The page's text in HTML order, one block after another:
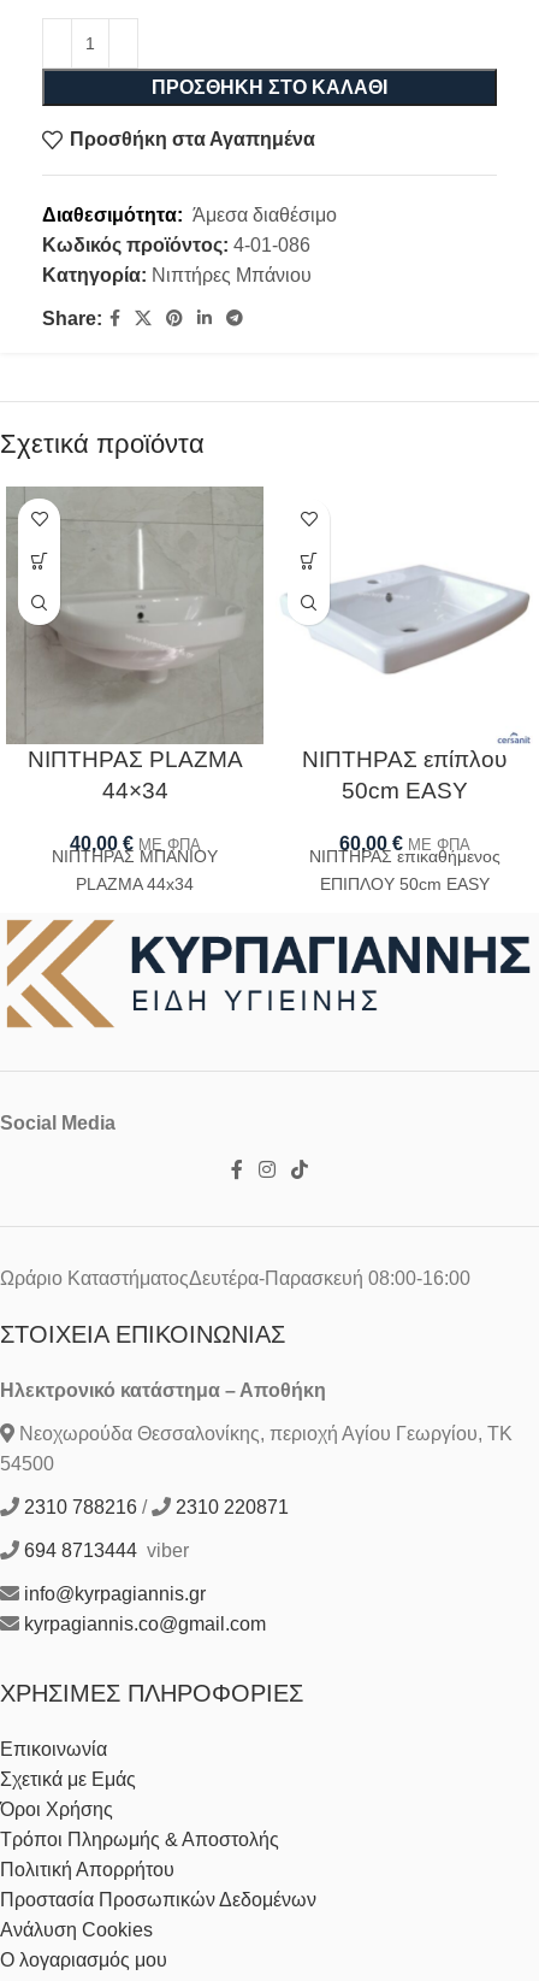
ΠΡΟΣΘΉΚΗ ΣΤΟ ΚΑΛΆΘΙ
Προσθήκη στα Αγαπημένα
Διαθεσιμότητα: Άμεσα διαθέσιμο
Κωδικός προϊόντος: 4-01-086
Κατηγορία: Νιπτήρες Μπάνιου
Share:
Σχετικά προϊόντα
ΝΙΠΤΗΡΑΣ PLAZMA
44×34
40,00 € ΜΕ ΦΠΑ
ΝΙΠΤΗΡΑΣ ΜΠΑΝΙΟΥ
PLAZMA 44x34
ΝΙΠΤΗΡΑΣ επίπλου
50cm EASY
60,00 € ΜΕ ΦΠΑ
ΝΙΠΤΗΡΑΣ επικαθήμενος
ΕΠΙΠΛΟΥ 50cm EASY
Social Media
Ωράριο ΚαταστήματοςΔευτέρα-Παρασκευή 08:00-16:00
ΣΤΟΙΧΕΊΑ ΕΠΙΚΟΙΝΩΝΊΑΣ
Ηλεκτρονικό κατάστημα – Αποθήκη
Νεοχωρούδα Θεσσαλονίκης, περιοχή Αγίου Γεωργίου, ΤΚ
54500
2310 788216 / 2310 220871
694 8713444 viber
info@kyrpagiannis.gr
kyrpagiannis.co@gmail.com
ΧΡΉΣΙΜΕΣ ΠΛΗΡΟΦΟΡΊΕΣ
Επικοινωνία
Σχετικά με Εμάς
Όροι Χρήσης
Τρόποι Πληρωμής & Αποστολής
Πολιτική Απορρήτου
Προστασία Προσωπικών Δεδομένων
Ανάλυση Cookies
Ο λογαριασμός μου